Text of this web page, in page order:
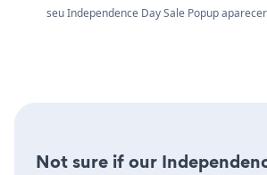
seu Independence Day Sale Popup
Not sure if our